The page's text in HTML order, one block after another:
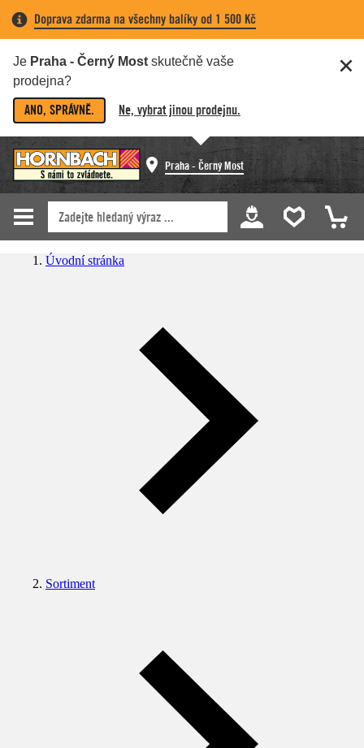
Doprava zdarma na všechny balíky od 1 500 Kč
Je Praha - Černý Most skutečně vaše
prodejna?
ANO, SPRÁVNĚ. Ne, vybrat jinou prodejnu.
Praha - Černý Most
Úvodní stránka
Sortiment